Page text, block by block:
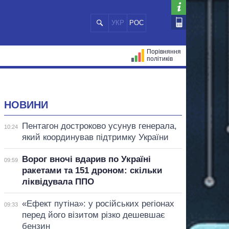
УКР РОС
Порівняння
політиків
НОВИНИ
10:24
Пентагон достроково усунув генерала,
який координував підтримку України
09:59
Ворог вночі вдарив по Україні
ракетами та 151 дроном: скільки
ліквідувала ППО
09:33
«Ефект путіна»: у російських регіонах
перед його візитом різко дешевшає
бензин